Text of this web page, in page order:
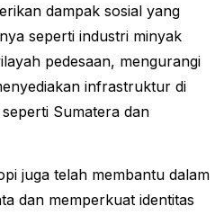
dampak sosial yang
seperti industri minyak
pedesaan, mengurangi
infrastruktur di
Sumatera dan
juga telah membantu dalam
dan memperkuat identitas